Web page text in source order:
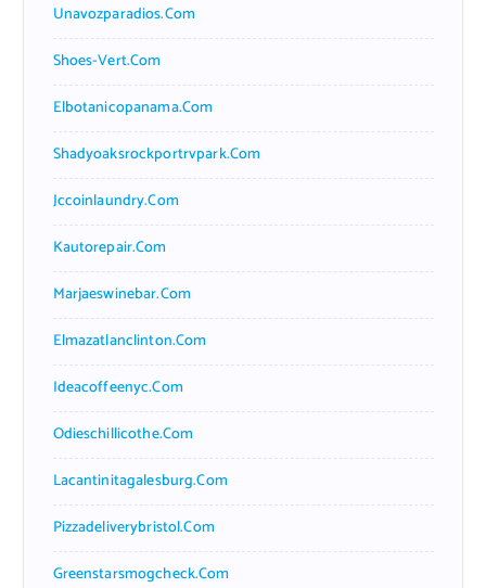
Unavozparadios.com
Shoes-Vert.com
Elbotanicopanama.com
Shadyoaksrockportrvpark.com
Jccoinlaundry.com
Kautorepair.com
Marjaeswinebar.com
Elmazatlanclinton.com
Ideacoffeenyc.com
Odieschillicothe.com
Lacantinitagalesburg.com
Pizzadeliverybristol.com
Greenstarsmogcheck.com